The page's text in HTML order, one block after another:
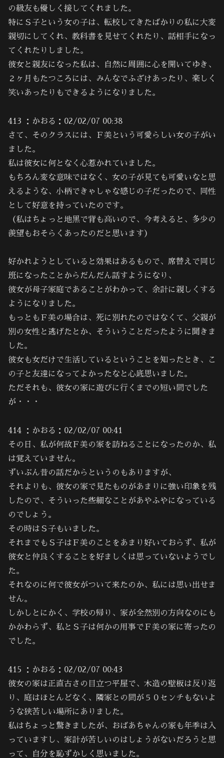
の級友も優しく接してくれました。
特にＳ子という女の子は、転校してきたばかりの私に大変
親切にしてくれ、教科書を見せてくれたり、話相手になっ
てくれたりしました。
彼女と親友になった私は、自然に周囲に心を開いてゆき、
２ヶ月もたつころには、みんなでふざけあったり、楽しく
笑いあったりもできるようになりました。
413 ：かおる：02/02/07 00:38
さて、そのクラスには、Ｆ美という可愛らしい女の子がい
ました。
私は彼女に何となく心惹かれていました。
もちろん変な意味ではなく、女の子が見ても可愛いなと思
えるような、小柄できゃしゃな感じの子だったので、同性
として好意を持っていたのです。
（私はちょっと地黒で背も高いので、今考えると、多少の
羨望もおそらくあったのだと思います）
好かれようとしていると効果はあるもので、席替えで同じ
班になったことからだんだん話すようになり、
彼女が母子家庭であることがわかって、余計に親しくする
ようになりました。
もっともＦ美の場合は、死に別れたのではなくて、父親が
別の女性と逃げたとか、そういうことだったように聞きま
した。
彼女も女だけで生活しているということを知ったとき、こ
の子と友達になってよかったなと心底思いました。
ただそれも、彼女の家に遊びに行くまでの短い間でした
が・・・
414 ：かおる：02/02/07 00:41
その日、私が何故Ｆ美の家を訪ねることになったのか、私
は覚えていません。
ずいぶん昔の話だからというのもありますが、
それよりも、彼女の家で見たものがあまりに強い印象を残
したので、そういった些細なことがあやふやになっている
のでしょう。
その時はＳ子もいました。
それまでもＳ子はＦ美のことをあまり好いておらず、私が
彼女と仲良くすることを好ましくは思っていないようでし
た。
それなのに何で彼女がついて来たのか、私には思い出せま
せん。
しかしとにかく、学校の帰り、家が全然別の方向なのにも
かかわらず、私とＳ子は何かの用事でＦ美の家に寄ったの
でした。
415 ：かおる：02/02/07 00:43
彼女の家は正直古さの目立つ平屋で、木造の壁板は反り返
り、庭はほとんどなく、隣家との間が５０センチもないよ
うな狭苦しい場所にありました。
私はちょっと驚きましたが、おばあちゃんの家も年季は入
っていますし、家計が苦しいのはしょうがないだろうと思
って、自分を恥ずかしく思いました。